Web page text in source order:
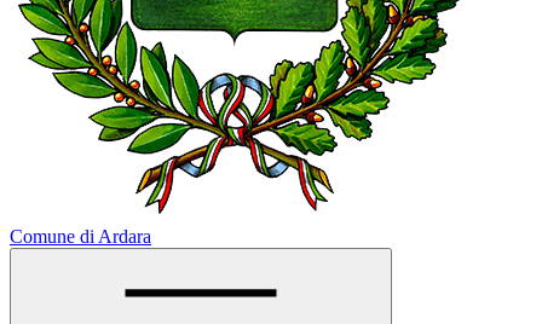
Comune di Ardara